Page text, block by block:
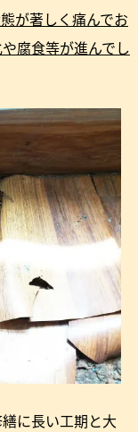
が著しく痛んでお
腐食等が進んでし
に長い工期と大